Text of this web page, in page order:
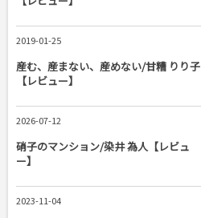
2019-01-25
産む、産まない、産めない/甘糟 りり子
【レビュー】
2026-07-12
硝子のマンション/染井 為人【レビュ
ー】
2023-11-04